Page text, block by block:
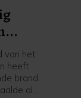
van het
heeft
brand
al